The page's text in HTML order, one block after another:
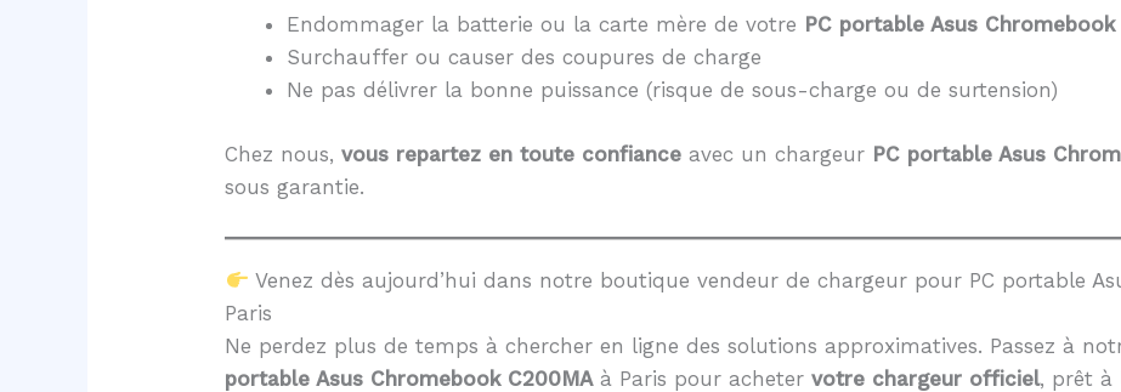
Endommager la batterie ou la carte mère de votre PC portable Asus Chromebook
Surchauffer ou causer des coupures de charge
Ne pas délivrer la bonne puissance (risque de sous-charge ou de surtension)
Chez nous,vous repartez en toute confiance avec un chargeur PC portable Asus
sous garantie.
Venez dès aujourd’hui dans notre boutique vendeur de chargeur pour PC portable
Paris
Ne perdez plus de temps à chercher en ligne des solutions approximatives. Passez à
portable Asus Chromebook C200MAà Paris pour achetervotre chargeur officiel, prêt à